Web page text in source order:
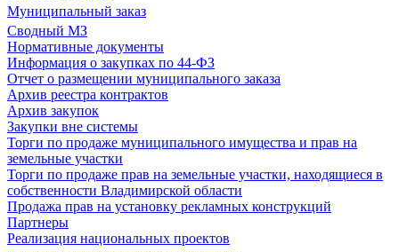
Муниципальный заказ
Сводный МЗ
Нормативные документы
Информация о закупках по 44-ФЗ
Отчет о размещении муниципального заказа
Архив реестра контрактов
Архив закупок
Закупки вне системы
Торги по продаже муниципального имущества и прав на
земельные участки
Торги по продаже прав на земельные участки, находящиеся в
собственности Владимирской области
Продажа прав на установку рекламных конструкций
Партнеры
Реализация национальных проектов